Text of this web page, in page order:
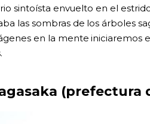
sintoísta envuelto en el
las sombras de los árboles
en la mente iniciaremos
(prefectura